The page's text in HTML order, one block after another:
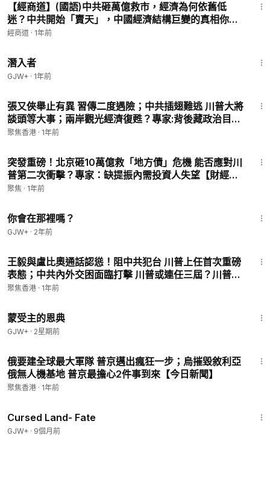
【經商道】(國語)中共砸萬億救市，經濟為何依舊低
迷？中共開始「賣天」，中國經濟結構巨變的真相你知
道嗎？中共真怕打關稅戰嗎？川普若祭出這一殺招才最
經商道 · 1年前
潛入者
GJW+ · 1年前
張又俠舉止有異 習傳二度遇險；中共插翅難逃 川普大將
談頭等大事；兩岸觀光經濟復甦？專家:背後藏政治目的
【今日新聞】
聚焦香港 · 1年前
突發重磅！北京砸10萬億救「地方債」危機 能否應對川
普第二次衝擊？專家：缺提振內需投資人失望【財經慧
眼】
聚焦 · 1年前
你會在那裡嗎？
GJW+ · 2年前
王毅與盧比奧通話認慫！阻中共犯台 川普上任首次重磅
表態；中共內外交困面臨打擊 川普或連任三屆？川普一
動作引關注 南韓政局或迅速反轉【今日新聞】
聚焦香港 · 1年前
蒙受主的恩典
GJW+ · 2星期前
俄要建全球最大軍隊 普京邁出瘋狂一步；烏摧毀敘利亞
俄無人機基地 普京最擔心2件事到來【今日新聞】
聚焦香港 · 1年前
Cursed Land- Fate
GJW+ · 9個月前